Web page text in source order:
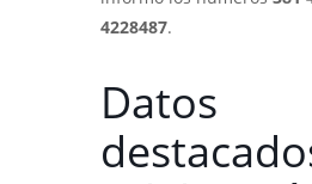
4228487.
Datos